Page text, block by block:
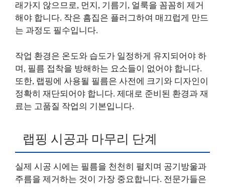
래가지 않으므로, 먼지, 기름기, 얼룩을 꼼꼼히 제거
해야 합니다. 작은 흠집은 플러그하여 매끄럽게 만드
는 과정도 필수입니다.
작업 환경은 온도와 습도가 일정하게 유지되어야 하
며, 필름 접착을 방해하는 요소들이 없어야 합니다.
또한, 랩핑에 사용될 필름은 사전에 크기와 디자인이
정확히 재단되어야 합니다. 제대로 준비된 환경과 재
료는 고품질 작업의 기본입니다.
랩핑 시공과 마무리 단계
실제 시공 시에는 필름을 천천히 펼치며 공기방울과
주름을 제거하는 것이 가장 중요합니다. 전문가들은